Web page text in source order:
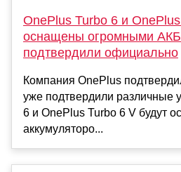
OnePlus Turbo 6 и
оснащены огромными
подтвердили официально
Компания OnePlus
уже подтвердили различные
6 и OnePlus Turbo 6 V будут
аккумуляторо...